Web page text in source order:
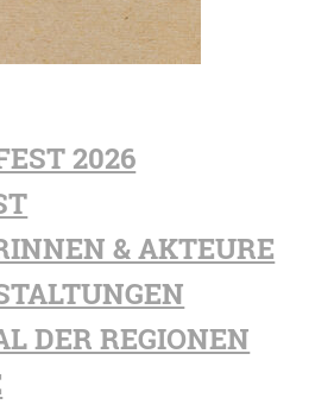
2026
& AKTEURE
DER REGIONEN